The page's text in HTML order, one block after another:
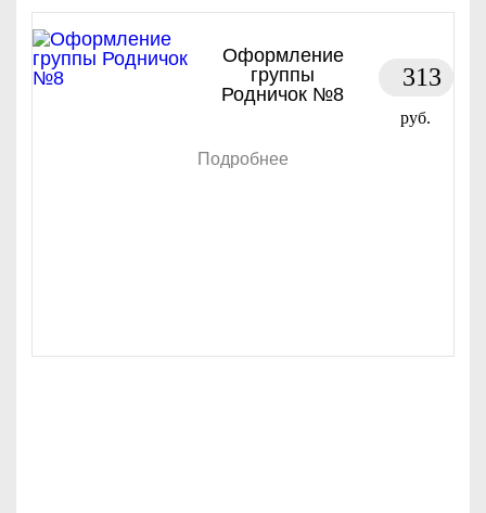
Оформление
группы
Родничок №8
313
руб.
Подробнее